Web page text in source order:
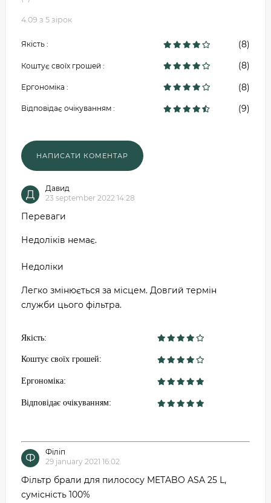
4.09 з 5 зірок
Якість : (8)
Коштує своїх грошей : (8)
Ергономіка : (8)
Відповідає очікуванням : (9)
Д
Давид
23 september 2022 14:28
Переваги
Недоліків немає.
Недоліки
Легко змінюється за місцем. Довгий термін
служби цього фільтра.
Якість:
Коштує своїх грошей:
Ергономіка:
Відповідає очікуванням:
Ф
Філіп
29 january 2021 16:02
Фільтр брали для пилососу METABO ASA 25 L,
сумісність 100%